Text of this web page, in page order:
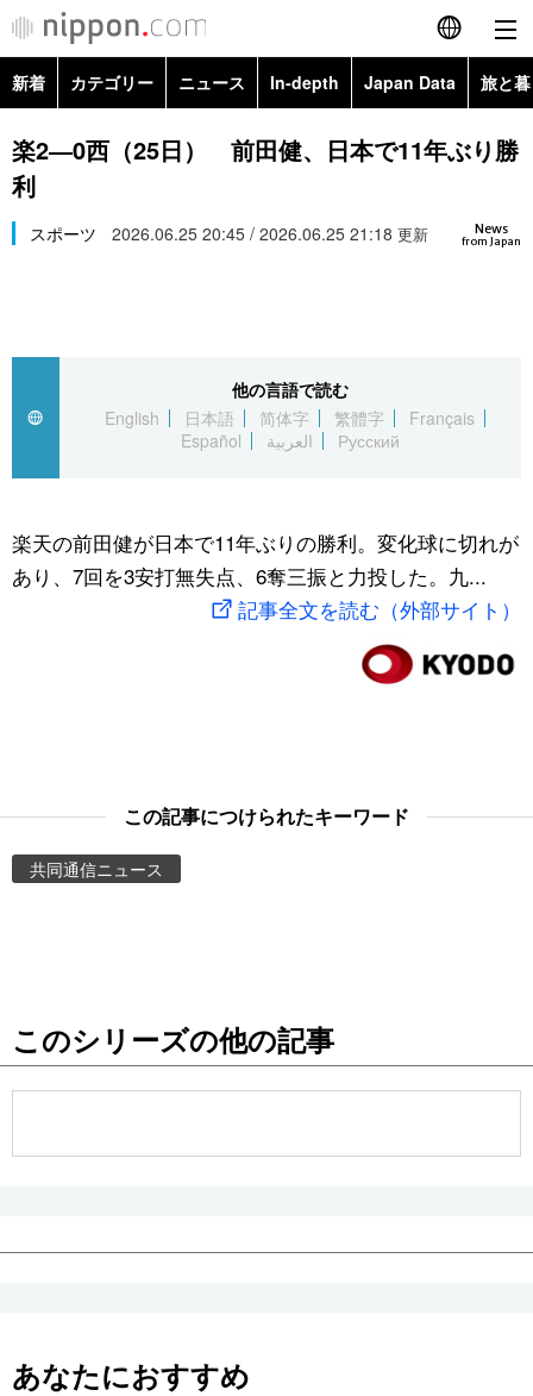
English
简体字
Русский
カテゴリー
経済・ビジネス
国際
文化
トップ
アーカイブ
In-depth
Japan Data
動画/Live
お知らせ
新着 カテゴリー ニュース In-depth Japan Data 旅と
政治・外交
経済・ビジネス
スポーツ・東京2020
Topics
楽2―0西（25日） 前田健、日本で11年ぶり勝
利
News
from Japan
スポーツ 2026.06.25 20:45 / 2026.06.25 21:18 更新
他の言語で読む
English
日本語 简体字 繁體字
Français
Español
العربية Русский
楽天の前田健が日本で11年ぶりの勝利。変化球に切れが
あり、7回を3安打無失点、6奪三振と力投した。九...
記事全文を読む（外部サイト）
この記事につけられたキーワード
共同通信ニュース
このシリーズの他の記事
あなたにおすすめ